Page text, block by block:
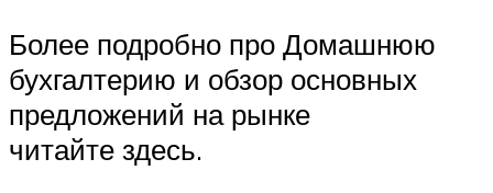
Более подробно про Домашнюю
бухгалтерию и обзор основных
предложений на рынке
читайте здесь.